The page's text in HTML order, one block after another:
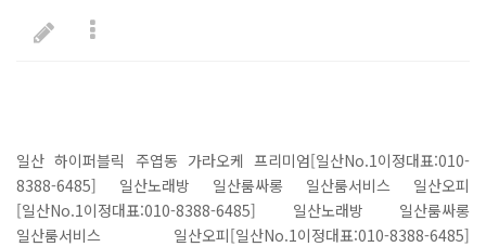
일산 하이퍼블릭 주엽동 가라오케 프리미엄[일산No.1이정대표:010-
8388-6485] 일산노래방 일산룸싸롱 일산룸서비스 일산오피
[일산No.1이정대표:010-8388-6485] 일산노래방 일산룸싸롱
일산룸서비스 일산오피[일산No.1이정대표:010-8388-6485]